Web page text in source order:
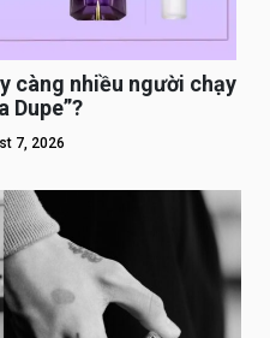
càng nhiều người chạy
Dupe”?
7, 2026